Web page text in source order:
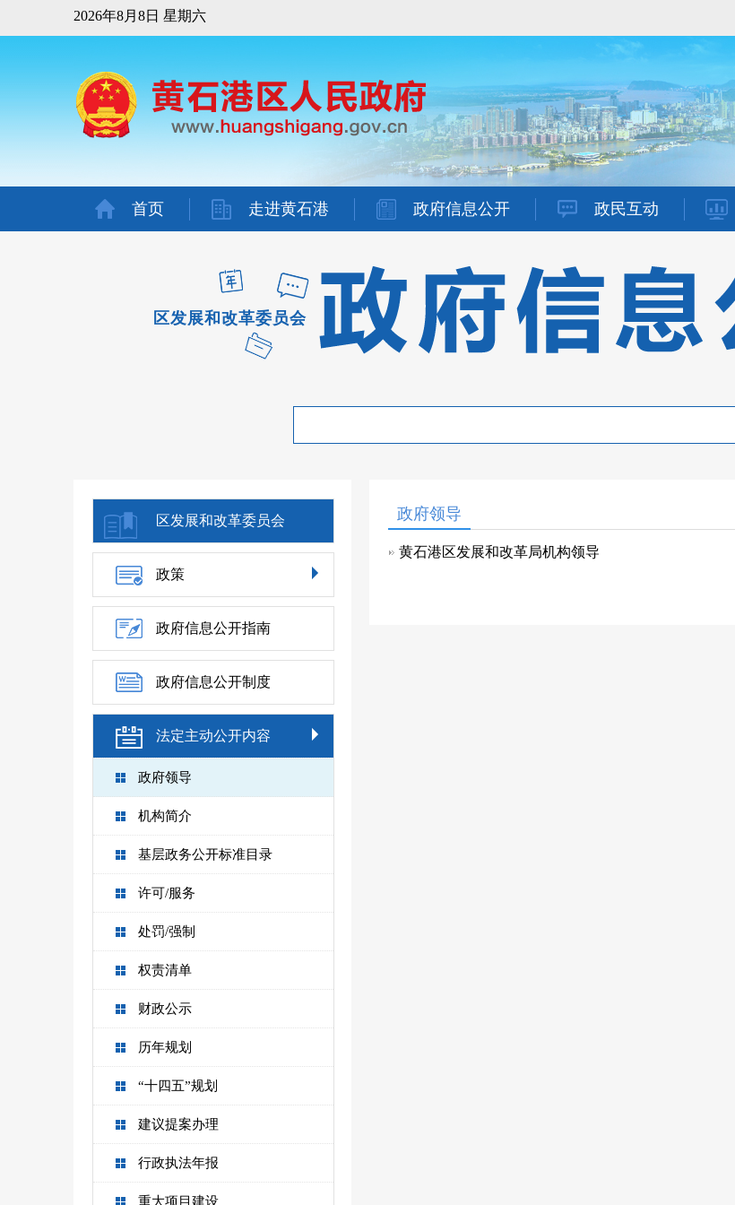
2026年8月8日 星期六
首页 走进黄石港 政府信息公开 政民互动
区发展和改革委员会
区发展和改革委员会
政策
政府信息公开指南
政府信息公开制度
法定主动公开内容
政府领导
机构简介
基层政务公开标准目录
许可/服务
处罚/强制
权责清单
财政公示
历年规划
“十四五”规划
建议提案办理
行政执法年报
重大项目建设
政府领导
黄石港区发展和改革局机构领导